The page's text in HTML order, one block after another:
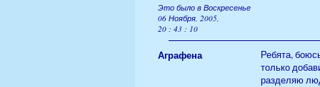
Это было в Воскресенье
06 Ноября, 2005,
20 : 43 : 10
Аграфена
Ребята,
только
разделяю